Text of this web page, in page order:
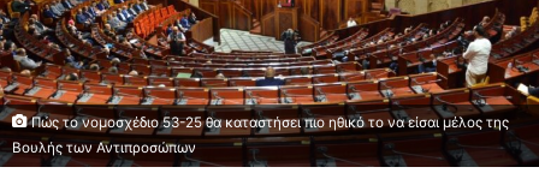
Πώς το νομοσχέδιο 53-25 θα καταστήσει πιο ηθικό το να είσαι μέλος της
Βουλής των Αντιπροσώπων